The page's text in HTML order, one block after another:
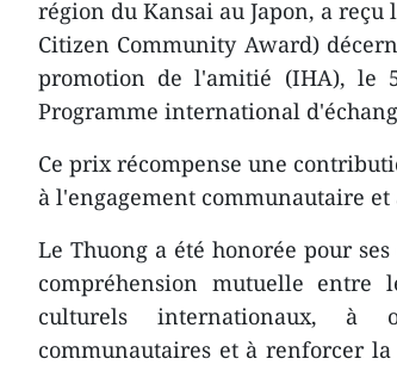
région du Kansai au Japon, a
Citizen Community Award)
promotion de l'amitié (IHA), le
Programme international
Ce prix récompense une
à l'engagement communautaire
Le Thuong a été honorée pour
compréhension mutuelle entre
culturels internationaux, à
communautaires et à renforcer